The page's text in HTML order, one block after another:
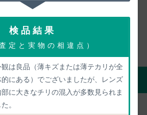
検品結果
定と実物の相違点）
観は良品（薄キズまたは薄テカリが全
的にある）でございましたが、レンズ
部に大きなチリの混入が多数見られま
。
買取の流れ